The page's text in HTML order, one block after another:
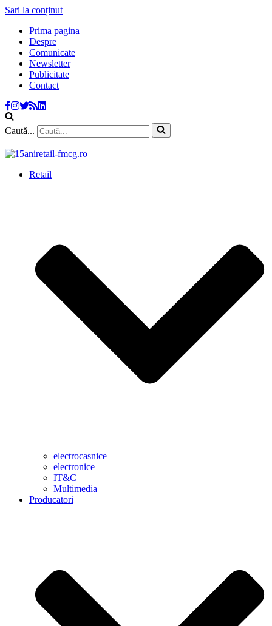
Sari la conținut
Prima pagina
Despre
Comunicate
Newsletter
Publicitate
Contact
Caută...
Retail
electrocasnice
electronice
IT&C
Multimedia
Producatori